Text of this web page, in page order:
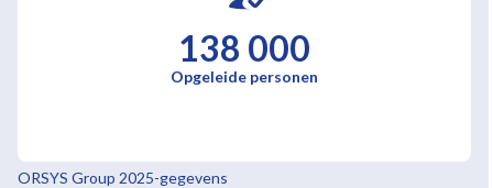
138 000
Opgeleide personen
ORSYS Group 2025-gegevens